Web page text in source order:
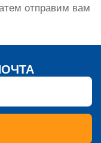
отправим вам